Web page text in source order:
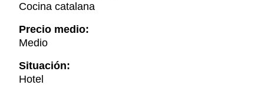
Cocina catalana
Precio medio:
Medio
Situación:
Hotel